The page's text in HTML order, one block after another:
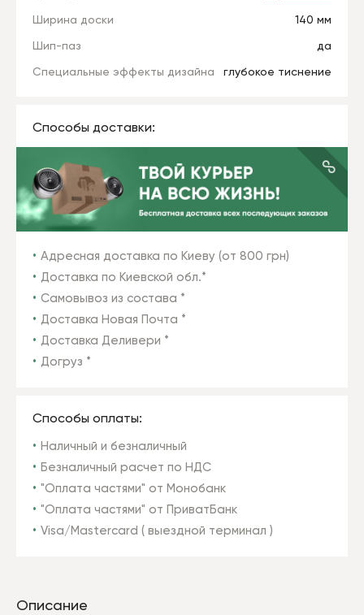
Ширина доски 140 мм
Шип-паз да
Специальные эффекты дизайна глубокое тиснение
Способы доставки:
Адресная доставка по Киеву (от 800 грн)
Доставка по Киевской обл.*
Самовывоз из состава *
Доставка Новая Почта *
Доставка Деливери *
Догруз *
Способы оплаты:
Наличный и безналичный
Безналичный расчет по НДС
"Оплата частями" от Монобанк
"Оплата частями" от ПриватБанк
Visa/Mastercard ( выездной терминал )
Описание